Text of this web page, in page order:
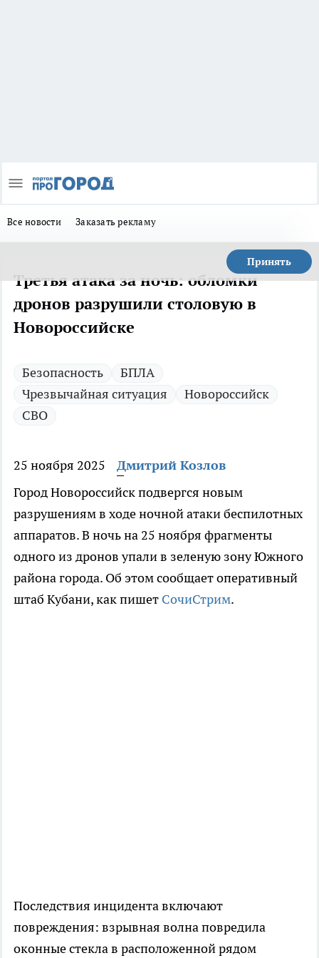
Все новости Заказать рекламу
Принять
Третья атака за ночь: обломки
дронов разрушили столовую в
Новороссийске
Безопасность
БПЛА
Чрезвычайная ситуация
Новороссийск
СВО
25 ноября 2025
Дмитрий Козлов
Город Новороссийск подвергся новым
разрушениям в ходе ночной атаки беспилотных
аппаратов. В ночь на 25 ноября фрагменты
одного из дронов упали в зеленую зону Южного
района города. Об этом сообщает оперативный
штаб Кубани, как пишет СочиСтрим.
Последствия инцидента включают
повреждения: взрывная волна повредила
оконные стекла в расположенной рядом